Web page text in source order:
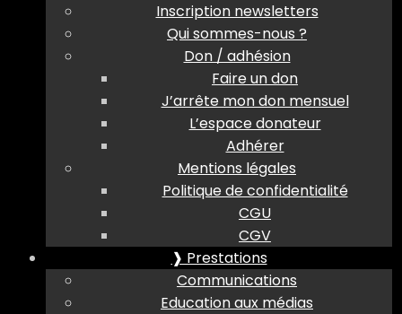
Inscription newsletters
Qui sommes-nous ?
Don / adhésion
Faire un don
J’arrête mon don mensuel
L’espace donateur
Adhérer
Mentions légales
Politique de confidentialité
CGU
CGV
❱ Prestations
Communications
Education aux médias